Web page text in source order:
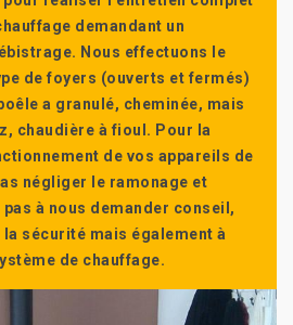
demandant un
Nous effectuons le
de foyers (ouverts et fermés)
a granulé, cheminée, mais
chaudière à fioul. Pour la
de vos appareils de
négliger le ramonage et
pas à nous demander conseil,
sécurité mais également à
de chauffage.